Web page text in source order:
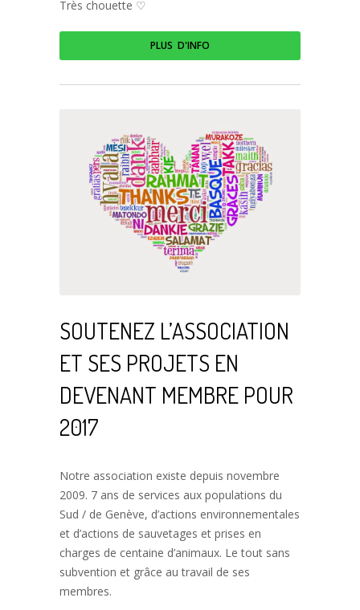
Très chouette ♡
PLUS D'INFO
SOUTENEZ L’ASSOCIATION
ET SES PROJETS EN
DEVENANT MEMBRE POUR
2017
Notre association existe depuis novembre
2009. 7 ans de services aux populations du
Sud / de Genève, d’actions environnementales
et d’actions de sauvetages et prises en
charges de centaine d’animaux. Le tout sans
subvention et grâce au travail de ses
membres.